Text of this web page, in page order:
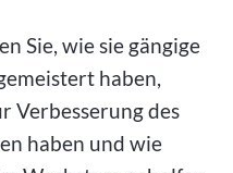
Sie, wie sie gängige
haben,
Verbesserung des
haben und wie